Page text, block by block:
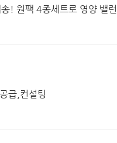
! 원팩 4종세트로 영양 밸
급,컨설팅